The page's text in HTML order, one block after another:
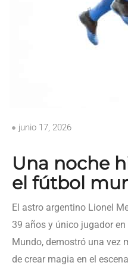
junio 17, 2026
Una noche
el fútbol
El astro argentino Lionel
39 años y único jugador
Mundo, demostró una vez
de crear magia en el